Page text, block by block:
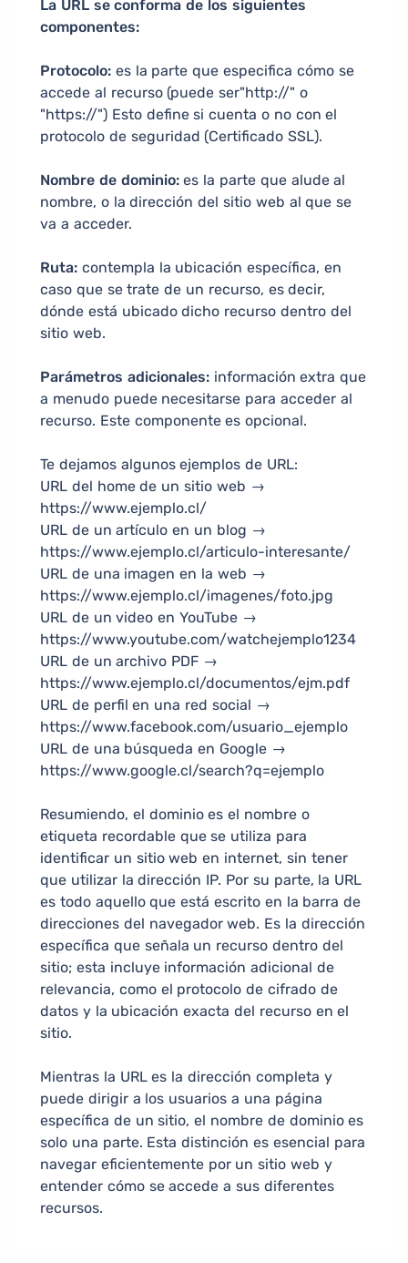
La URL se conforma de los siguientes
componentes:
Protocolo: es la parte que especifica cómo se
accede al recurso (puede ser"http://" o
"https://") Esto define si cuenta o no con el
protocolo de seguridad (Certificado SSL).
Nombre de dominio:es la parte que alude al
nombre, o la dirección del sitio web al que se
va a acceder.
Ruta: contempla la ubicación específica, en
caso que se trate de un recurso, es decir,
dónde está ubicado dicho recurso dentro del
sitio web.
Parámetros adicionales:información extra que
a menudo puede necesitarse para acceder al
recurso. Este componente es opcional.
Te dejamos algunos ejemplos de URL:
URL del home de un sitio web →
https://www.ejemplo.cl/
URL de un artículo en un blog →
https://www.ejemplo.cl/articulo-interesante/
URL de una imagen en la web →
https://www.ejemplo.cl/imagenes/foto.jpg
URL de un video en YouTube →
https://www.youtube.com/watchejemplo1234
URL de un archivo PDF →
https://www.ejemplo.cl/documentos/ejm.pdf
URL de perfil en una red social →
https://www.facebook.com/usuario_ejemplo
URL de una búsqueda en Google →
https://www.google.cl/search?q=ejemplo
Resumiendo, el dominio es el nombre o
etiqueta recordable que se utiliza para
identificar un sitio web en internet, sin tener
que utilizar la dirección IP. Por su parte, la URL
es todo aquello que está escrito en la barra de
direcciones del navegador web. Es la dirección
específica que señala un recurso dentro del
sitio; esta incluye información adicional de
relevancia, como el protocolo de cifrado de
datos y la ubicación exacta del recurso en el
sitio.
Mientras la URL es la dirección completa y
puede dirigir a los usuarios a una página
específica de un sitio, el nombre de dominio es
solo una parte. Esta distinción es esencial para
navegar eficientemente por un sitio web y
entender cómo se accede a sus diferentes
recursos.